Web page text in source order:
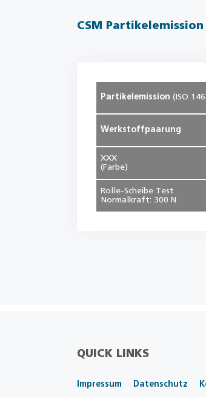
CSM Partikelemission
Partikelemission(ISO
Werkstoffpaarung
XXX
(Farbe)
Rolle-Scheibe Test
Normalkraft: 300 N
QUICK LINKS
Impressum Datenschutz